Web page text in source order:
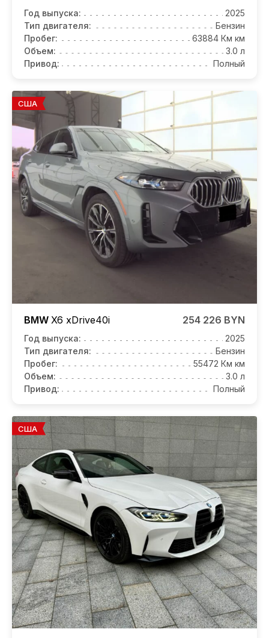
Год выпуска:
2025
Тип двигателя:
Бензин
Пробег:
63884 Км км
Объем:
3.0 л
Привод:
Полный
США
BMW X6 xDrive40i 254 226 BYN
Год выпуска:
2025
Тип двигателя:
Бензин
Пробег:
55472 Км км
Объем:
3.0 л
Привод:
Полный
США